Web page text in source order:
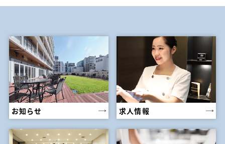
お知らせ 求人情報